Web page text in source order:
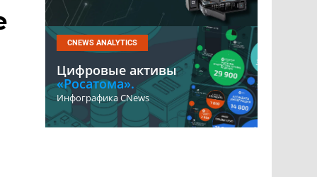
CNEWS ANALYTICS
Цифровые активы
«Росатома».
Инфографика CNews